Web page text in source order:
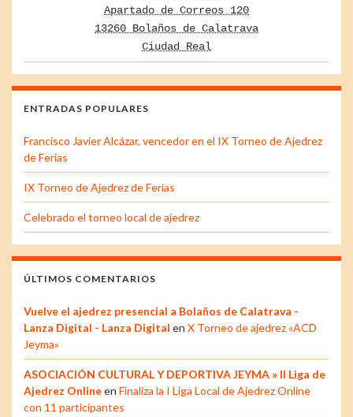
Apartado de Correos 120
13260 Bolaños de Calatrava
Ciudad Real
ENTRADAS POPULARES
Francisco Javier Alcázar, vencedor en el IX Torneo de Ajedrez
de Ferias
IX Torneo de Ajedrez de Ferias
Celebrado el torneo local de ajedrez
ÚLTIMOS COMENTARIOS
Vuelve el ajedrez presencial a Bolaños de Calatrava -
Lanza Digital - Lanza Digital en X Torneo de ajedrez «ACD
Jeyma»
ASOCIACIÓN CULTURAL Y DEPORTIVA JEYMA » II Liga de
Ajedrez Onlineen Finaliza la I Liga Local de Ajedrez Online
con 11 participantes